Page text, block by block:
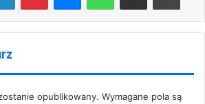
opublikowany. Wymagane pola są